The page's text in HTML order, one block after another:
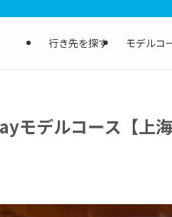
行き先を探す モデルコ
モデルコース【上